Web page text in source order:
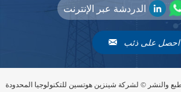
الدردشة عبر الإنترنت
احصل على ذئب